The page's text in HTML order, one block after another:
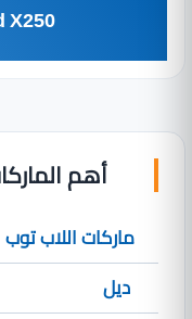
X250
أهم
ماركات اللاب توب
ديل